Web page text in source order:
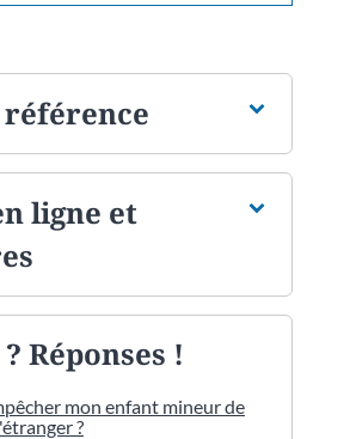
référence
ligne et
Réponses !
mon enfant mineur de
?